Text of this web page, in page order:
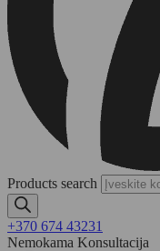
Products search
+370 674 43231
Nemokama Konsultacija